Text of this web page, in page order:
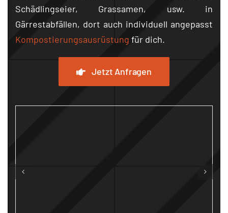
Schädlingseier, Grassamen, usw. in
Gärrestabfällen, dort auch individuell angepasst
Kompostierungsausrüstung für dich.
Jetzt Anfragen